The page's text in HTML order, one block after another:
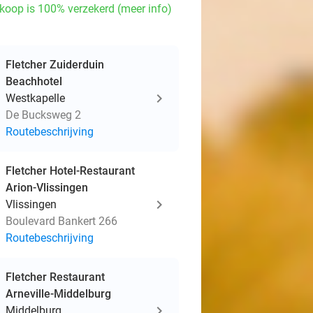
is 100% verzekerd (meer info)
Fletcher Zuiderduin
Beachhotel
Westkapelle
De Bucksweg 2
Routebeschrijving
Fletcher Hotel-Restaurant
Arion-Vlissingen
Vlissingen
Boulevard Bankert 266
Routebeschrijving
Fletcher Restaurant
Arneville-Middelburg